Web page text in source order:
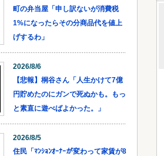
町の弁当屋「申し訳ないが消費税
1%になったらその分商品代を値上
げするわ」
2026/8/6
【悲報】桐谷さん「人生かけて7億
円貯めたのにガンで死ぬかも。もっ
と素直に遊べばよかった。」
2026/8/5
住民「ﾏﾝｼｮﾝｵｰﾅｰが変わって家賃が8